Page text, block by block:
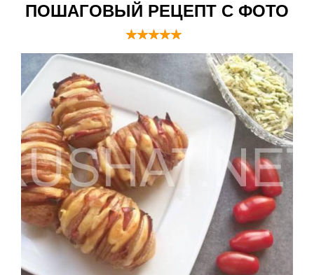
ПОШАГОВЫЙ РЕЦЕПТ С ФОТО